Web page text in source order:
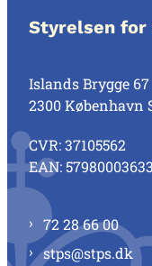
Styrelsen for
Islands Brygge 67
2300 København
CVR: 37105562
EAN:
72 28 66 00
stps@stps.dk